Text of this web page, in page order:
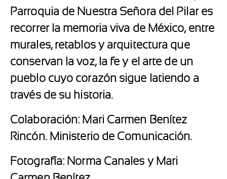
Parroquia de Nuestra Señora del Pilares
recorrer la memoria viva de México, entre
murales, retablos y arquitectura que
conservan la voz, la fe y el arte de un
pueblo cuyo corazón sigue latiendo a
través de su historia.
Colaboración: Mari Carmen Benítez
Rincón. Ministerio de Comunicación.
Fotografía: Norma Canales y Mari